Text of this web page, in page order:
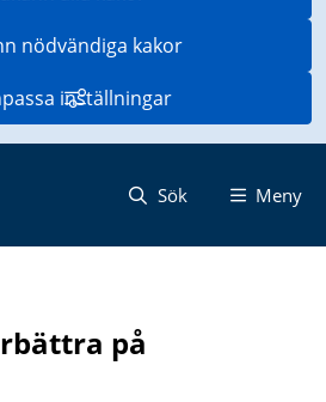
nödvändiga kakor
inställningar
Sök Meny
på